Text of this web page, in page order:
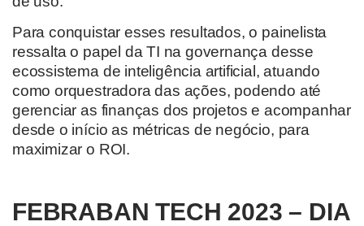
Para conquistar esses resultados, o painelista
ressalta o papel da TI na governança desse
ecossistema de inteligência artificial, atuando
como orquestradora das ações, podendo até
gerenciar as finanças dos projetos e acompanhar
desde o início as métricas de negócio, para
maximizar o ROI.
FEBRABAN TECH 2023 – DIA